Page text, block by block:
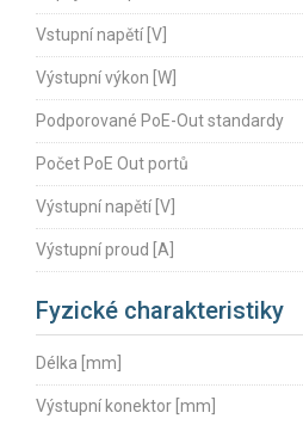
Vstupní napětí [V]
Výstupní výkon [W]
Podporované PoE-Out standardy
Počet PoE Out portů
Výstupní napětí [V]
Výstupní proud [A]
Fyzické charakteristiky
Délka [mm]
Výstupní konektor [mm]